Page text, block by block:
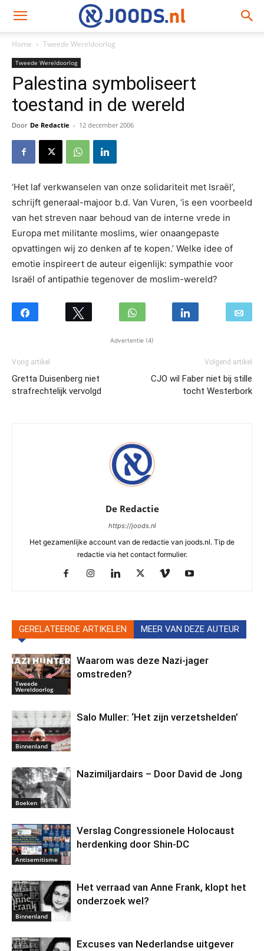
Home Tweede Wereldoorlog
Tweede Wereldoorlog
Palestina symboliseert
toestand in de wereld
Door De Redactie - 12 december 2006
‘Het laf verkwanselen van onze solidariteit met Israël’,
schrijft generaal-majoor b.d. Van Vuren, ‘is een voorbeeld
van het streven naar behoud van de interne vrede in
Europa met militante moslims, wier onaangepaste
opvattingen wij zo denken af te kopen.’ Welke idee of
emotie inspireert de auteur eigenlijk: sympathie voor
Israël of antipathie tegenover de moslim-wereld?
Advertentie (4)
Vorig artikel
Gretta Duisenberg niet
strafrechtelijk vervolgd
Volgend artikel
CJO wil Faber niet bij stille
tocht Westerbork
De Redactie
https://joods.nl
Het gezamenlijke account van de redactie van joods.nl. Tip de
redactie via het contact formulier.
GERELATEERDE ARTIKELEN MEER VAN DEZE AUTEUR
Tweede
Wereldoorlog
Waarom was deze Nazi-jager
omstreden?
Binnenland
Salo Muller: ‘Het zijn verzetshelden’
Boeken
Nazimiljardairs – Door David de Jong
Antisemitisme
Verslag Congressionele Holocaust
herdenking door Shin-DC
Binnenland
Het verraad van Anne Frank, klopt het
onderzoek wel?
Excuses van Nederlandse uitgever